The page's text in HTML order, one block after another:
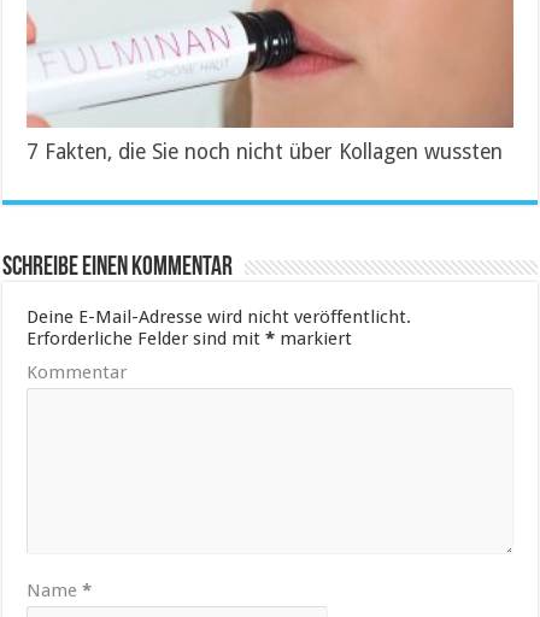
7 Fakten, die Sie noch nicht über Kollagen wussten
Schreibe einen Kommentar
Deine E-Mail-Adresse wird nicht veröffentlicht.
Erforderliche Felder sind mit* markiert
Kommentar
Name*